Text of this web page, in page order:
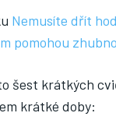
Nemusíte dřít
pomohou
šest krátkých
krátké doby: